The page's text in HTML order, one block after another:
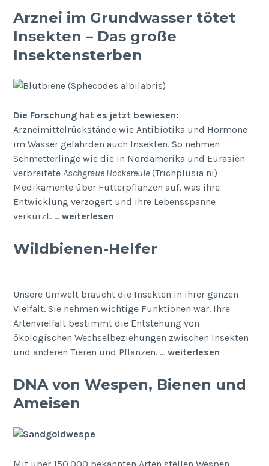
Arznei im Grundwasser tötet
Insekten – Das große
Insektensterben
Die Forschung hat es jetzt bewiesen:
Arzneimittelrückstände wie Antibiotika und Hormone
im Wasser gefährden auch Insekten. So nehmen
Schmetterlinge wie die in Nordamerika und Eurasien
verbreiteteAschgraue Höckereule (Trichplusia ni)
Medikamente über Futterpflanzen auf, was ihre
Entwicklung verzögert und ihre Lebensspanne
verkürzt. …weiterlesen
Wildbienen-Helfer
Unsere Umwelt braucht die Insekten in ihrer ganzen
Vielfalt. Sie nehmen wichtige Funktionen war. Ihre
Artenvielfalt bestimmt die Entstehung von
ökologischen Wechselbeziehungen zwischen Insekten
und anderen Tieren und Pflanzen. …weiterlesen
DNA von Wespen, Bienen und
Ameisen
Mit über 150.000 bekannten Arten stellen Wespen,